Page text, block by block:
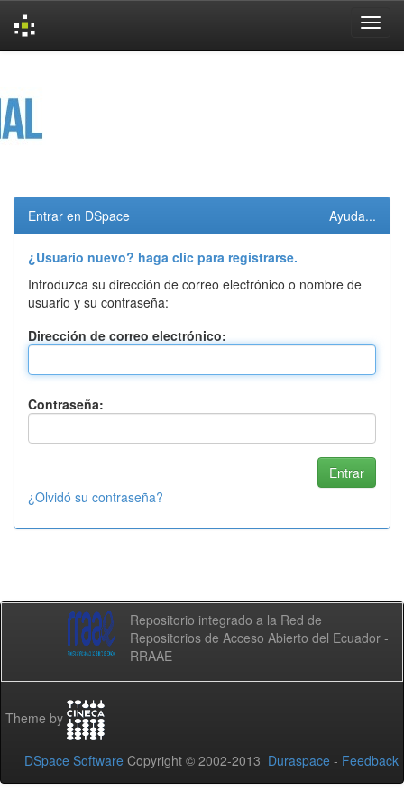
Entrar en DSpace Ayuda...
¿Usuario nuevo? haga clic para registrarse.
Introduzca su dirección de correo electrónico o nombre de
usuario y su contraseña:
Dirección de correo electrónico:
Contraseña:
¿Olvidó su contraseña?
Repositorio integrado a la Red de
Repositorios de Acceso Abierto del Ecuador -
RRAAE
Theme by
DSpace Software Copyright © 2002-2013 Duraspace - Feedback